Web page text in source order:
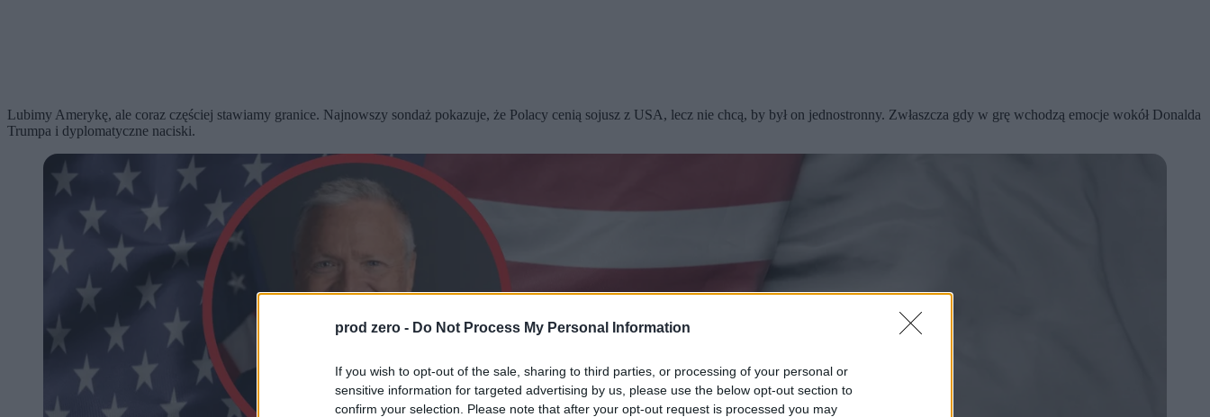
prod zero - Do Not Process My Personal Information
If you wish to opt-out of the sale, sharing to third parties, or processing of your personal or
sensitive information for targeted advertising by us, please use the below opt-out section to
confirm your selection. Please note that after your opt-out request is processed you may
Lubimy Amerykę, ale coraz częściej stawiamy granice. Najnowszy sondaż pokazuje, że Polacy cenią sojusz z USA, lecz nie chcą, by był on jednostronny. Zwłaszcza gdy w grę wchodzą emocje wokół Donalda
Trumpa i dyplomatyczne naciski.